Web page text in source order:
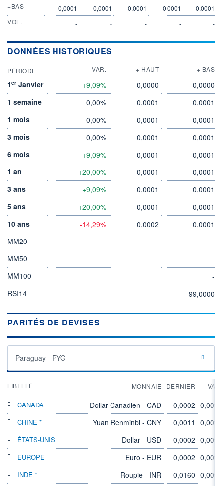
+BAS
0,0001 0,0001 0,0001 0,0001
0,0001
VOL.
- - - - -
DONNÉES HISTORIQUES
PÉRIODE VAR. + HAUT + BAS
1er Janvier +9,09% 0,0000
0,0000
1 semaine
0,00% 0,0001
0,0001
1 mois
0,00% 0,0001
0,0001
3 mois
0,00% 0,0001
0,0001
6 mois
+9,09% 0,0001
0,0001
1 an
+20,00% 0,0001
0,0001
3 ans
+9,09% 0,0001
0,0001
5 ans
+20,00% 0,0001
0,0001
10 ans
-14,29% 0,0002
0,0001
MM20
-
MM50
-
MM100
-
RSI14
99,0000
PARITÉS DE DEVISES
Paraguay - PYG
LIBELLÉ MONNAIE DERNIER VAR
CANADA Dollar Canadien - CAD 0,0002 0,00%
CHINE * Yuan Renminbi - CNY 0,0011 0,00%
ÉTATS-UNIS Dollar - USD 0,0002 0,00%
EUROPE Euro - EUR 0,0002 0,00%
INDE * Roupie - INR 0,0160 0,00%